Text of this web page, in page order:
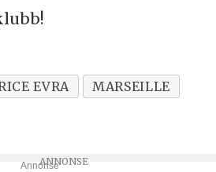
EVRA MARSEILLE
Annonse